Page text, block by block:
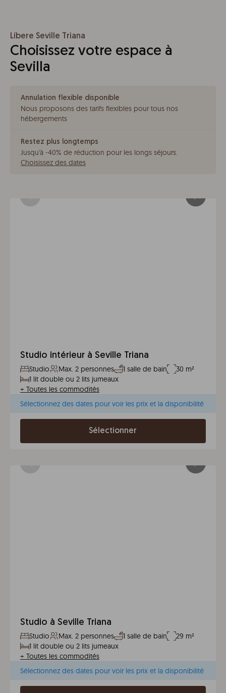
Líbere Seville Triana
Choisissez votre espace à
Sevilla
Annulation flexible disponible
Nous proposons des tarifs flexibles pour tous nos
hébergements
Restez plus longtemps
Jusqu'à -40% de réduction pour les longs séjours.
Choisissez des dates
Studio intérieur à Seville Triana
Studio Max. 2 personnes 1 salle de bain
30 m²
1 lit double ou 2 lits jumeaux
+ Toutes les commodités
Sélectionnez des dates pour voir les prix et la disponibilité
Sélectionner
Studio à Seville Triana
Studio Max. 2 personnes 1 salle de bain
29 m²
1 lit double ou 2 lits jumeaux
+ Toutes les commodités
Sélectionnez des dates pour voir les prix et la disponibilité